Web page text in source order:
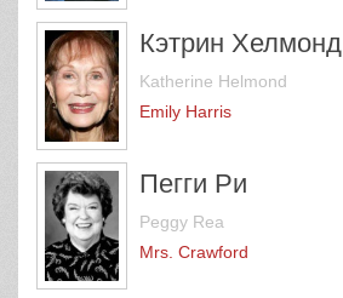
Кэтрин Хелмонд
Katherine Helmond
Emily Harris
Пегги Ри
Peggy Rea
Mrs. Crawford